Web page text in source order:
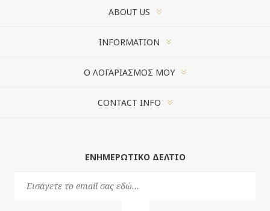
ABOUT US
INFORMATION
Ο ΛΟΓΑΡΙΑΣΜΌΣ ΜΟΥ
CONTACT INFO
ΕΝΗΜΕΡΩΤΙΚΌ ΔΕΛΤΊΟ